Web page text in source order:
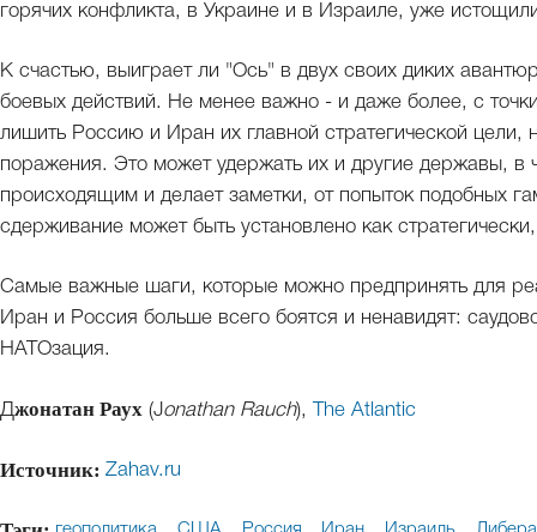
горячих конфликта, в Украине и в Израиле, уже
К счастью, выиграет ли "Ось" в двух своих диких
боевых действий. Не менее важно - и даже более, с
лишить Россию и Иран их главной стратегической цели,
поражения. Это может удержать их и другие державы, в
происходящим и делает заметки, от попыток подобных
сдерживание может быть установлено как
Самые важные шаги, которые можно предпринять для
Иран и Россия больше всего боятся и ненавидят:
НАТОзация.
Д жонатан Раух (Jonathan Rauch), The Atlantic
Источник: Zahav.ru